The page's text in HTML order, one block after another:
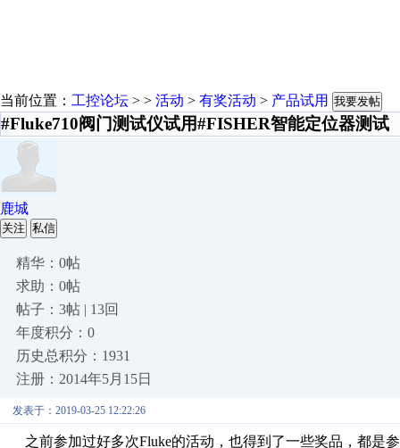
当前位置： 工控论坛 > > 活动 > 有奖活动 > 产品试用 我要发帖
#Fluke710阀门测试仪试用#FISHER智能定位器测试
鹿城
关注 私信
精华：0帖
求助：0帖
帖子：3帖 | 13回
年度积分：0
历史总积分：1931
注册：2014年5月15日
发表于：2019-03-25 12:22:26
之前参加过好多次Fluke的活动，也得到了一些奖品，都是